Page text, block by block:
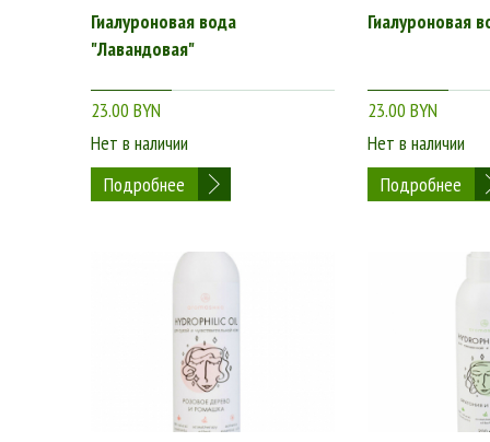
подробные описания продуктов или консультация
магазина BeОrganic.by уже сейчас, чтобы купить
Гиалуроновая вода
"Лавандовая"
23.00 BYN
Нет в наличии
Подробнее
Гиалуроновая
23.00 BYN
Нет в наличии
Подробнее